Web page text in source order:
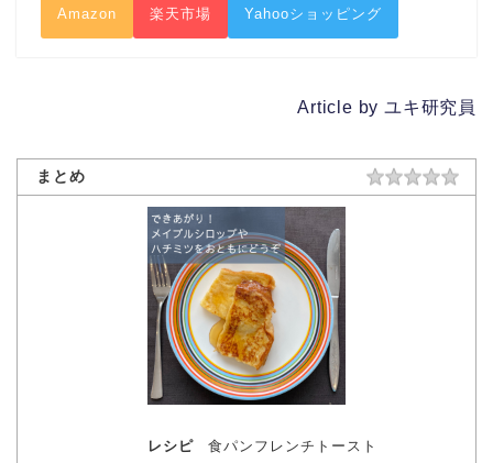
Amazon 楽天市場 Yahooショッピング
Article by ユキ研究員
まとめ
レシピ
食パンフレンチトースト